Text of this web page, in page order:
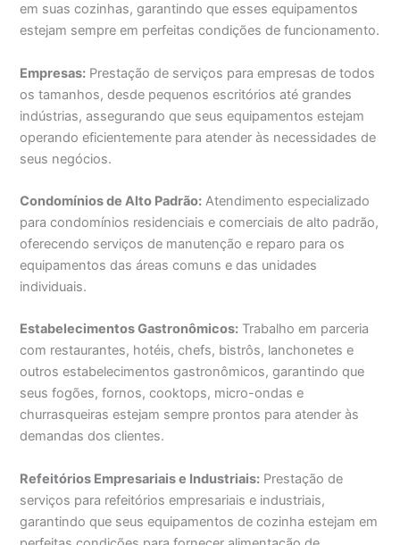
em suas cozinhas, garantindo que esses equipamentos
estejam sempre em perfeitas condições de funcionamento.
Empresas: Prestação de serviços para empresas de todos
os tamanhos, desde pequenos escritórios até grandes
indústrias, assegurando que seus equipamentos estejam
operando eficientemente para atender às necessidades de
seus negócios.
Condomínios de Alto Padrão: Atendimento especializado
para condomínios residenciais e comerciais de alto padrão,
oferecendo serviços de manutenção e reparo para os
equipamentos das áreas comuns e das unidades
individuais.
Estabelecimentos Gastronômicos: Trabalho em parceria
com restaurantes, hotéis, chefs, bistrôs, lanchonetes e
outros estabelecimentos gastronômicos, garantindo que
seus fogões, fornos, cooktops, micro-ondas e
churrasqueiras estejam sempre prontos para atender às
demandas dos clientes.
Refeitórios Empresariais e Industriais: Prestação de
serviços para refeitórios empresariais e industriais,
garantindo que seus equipamentos de cozinha estejam em